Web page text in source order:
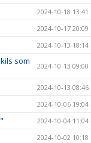
2024-10-18 13:41
2024-10-17 20:09
2024-10-13 18:14
som
2024-10-13 09:00
2024-10-13 08:46
2024-10-06 19:04
2024-10-04 11:04
2024-10-02 10:18